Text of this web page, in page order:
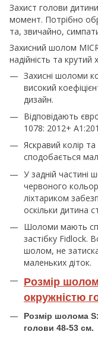
Захист голови
момент. Потрібно
та, звичайно,
Захисний шолом
надійність та крутий
Захисні шоломи
високий
дизайн.
Відповідають
1078: 2012+
Яскравий колір
сподобається
У задній частині
червоного
ліхтариком
оскільки дитина
Шоломи мають
застібку Fidlock.
шолом, не
маленьких діток.
Розмір
окружністю
Розмір шолома
голови 48-53 см.